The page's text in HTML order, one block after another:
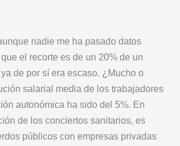
nadie me ha pasado datos
el recorte es de un 20% de un
de por sí era escaso. ¿Mucho o
salarial media de los trabajadores
autonómica ha sido del 5%. En
de los conciertos sanitarios, es
públicos con empresas privadas